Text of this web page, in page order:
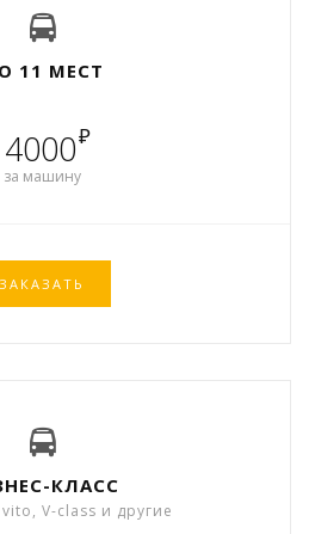
11 МЕСТ
₽
за машину
ЗАКАЗАТЬ
КЛАСС
V-class и другие